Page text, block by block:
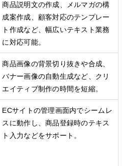
商品説明文の作成、メルマガの構
成案作成、顧客対応のテンプレー
ト作成など、幅広いテキスト業務
に対応可能。
商品画像の背景切り抜きや合成、
バナー画像の自動生成など、クリ
エイティブ制作の時間を短縮。
ECサイトの管理画面内でシームレ
スに動作し、商品登録時のテキス
ト入力などをサポート。